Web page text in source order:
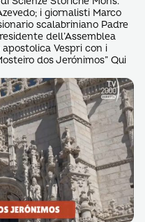
i giornalisti Marco
scalabriniano Padre
dell’Assemblea
Vespri con i
dos Jerónimos” Qui